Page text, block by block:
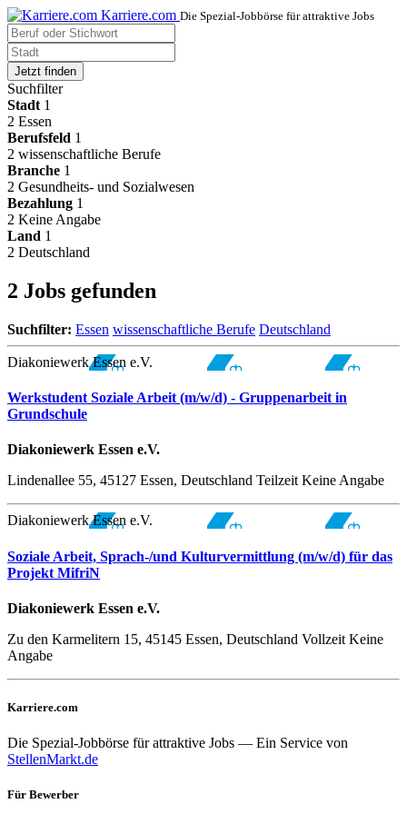
Karriere.com Die Spezial-Jobbörse für attraktive Jobs
Jetzt finden
Suchfilter
Stadt 1
2 Essen
Berufsfeld 1
2 wissenschaftliche Berufe
Branche 1
2 Gesundheits- und Sozialwesen
Bezahlung 1
2 Keine Angabe
Land 1
2 Deutschland
2 Jobs gefunden
Suchfilter: Essen wissenschaftliche Berufe Deutschland
Diakoniewerk Essen e.V.
Werkstudent Soziale Arbeit (m/w/d) - Gruppenarbeit in
Grundschule
Diakoniewerk Essen e.V.
Lindenallee 55, 45127 Essen, Deutschland Teilzeit Keine Angabe
Diakoniewerk Essen e.V.
Soziale Arbeit, Sprach-/und Kulturvermittlung (m/w/d) für das
Projekt MifriN
Diakoniewerk Essen e.V.
Zu den Karmelitern 15, 45145 Essen, Deutschland Vollzeit Keine
Angabe
Karriere.com
Die Spezial-Jobbörse für attraktive Jobs — Ein Service von
StellenMarkt.de
Für Bewerber